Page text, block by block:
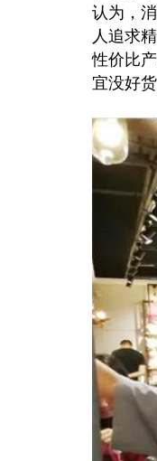
认为，
人追求
性价比
宜没好